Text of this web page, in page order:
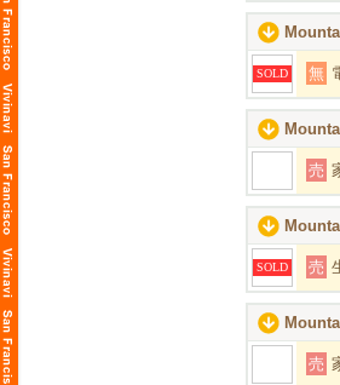
SOLD 無
売
SOLD 売
売